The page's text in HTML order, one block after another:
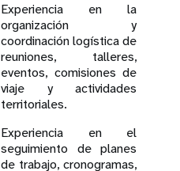
Experiencia en la
organización y
coordinación logística de
reuniones, talleres,
eventos, comisiones de
viaje y actividades
territoriales.
Experiencia en el
seguimiento de planes
de trabajo, cronogramas,